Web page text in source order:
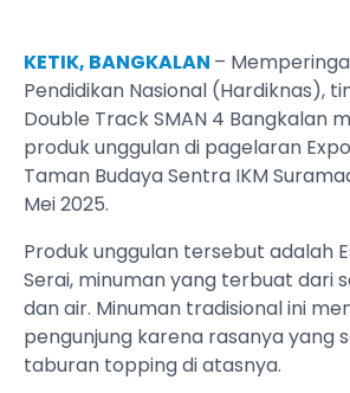
KETIK, BANGKALAN –
Pendidikan Nasional (Hardiknas),
Double Track SMAN 4 Bangkalan
produk unggulan di pagelaran
Taman Budaya Sentra IKM
Mei 2025.
Produk unggulan tersebut adalah
Serai, minuman yang terbuat dari
dan air. Minuman tradisional ini
pengunjung karena rasanya yang
taburan topping di atasnya.